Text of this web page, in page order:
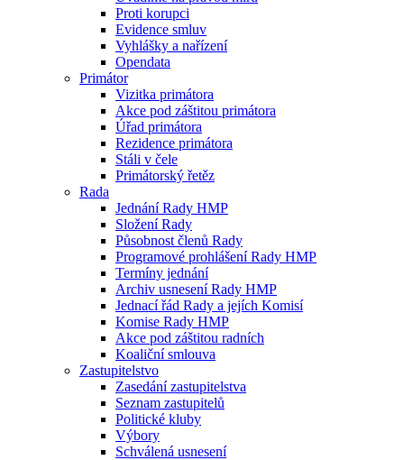
Proti korupci
Evidence smluv
Vyhlášky a nařízení
Opendata
Primátor
Vizitka primátora
Akce pod záštitou primátora
Úřad primátora
Rezidence primátora
Stáli v čele
Primátorský řetěz
Rada
Jednání Rady HMP
Složení Rady
Působnost členů Rady
Programové prohlášení Rady HMP
Termíny jednání
Archiv usnesení Rady HMP
Jednací řád Rady a jejích Komisí
Komise Rady HMP
Akce pod záštitou radních
Koaliční smlouva
Zastupitelstvo
Zasedání zastupitelstva
Seznam zastupitelů
Politické kluby
Výbory
Schválená usnesení